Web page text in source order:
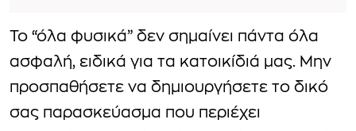
Το “όλα φυσικά” δεν σημαίνει πάντα όλα
ασφαλή, ειδικά για τα κατοικίδιά μας. Μην
προσπαθήσετε να δημιουργήσετε το δικό
σας παρασκεύασμα που περιέχει